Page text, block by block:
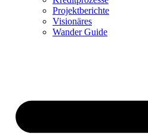
Projektberichte
Visionäres
Wander Guide